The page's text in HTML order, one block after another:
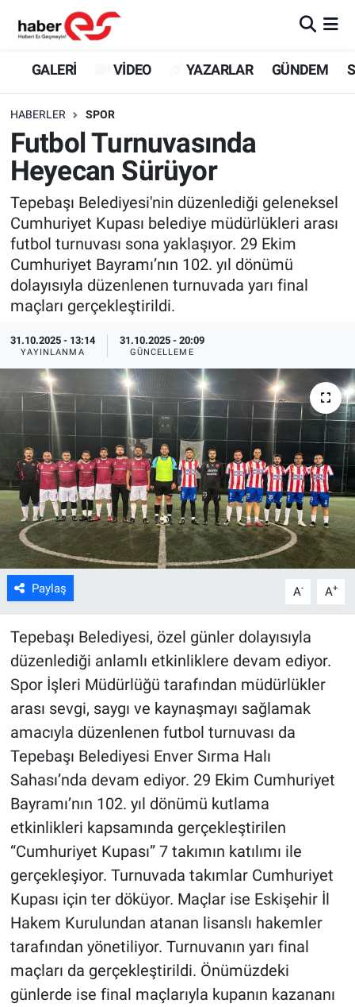
GALERİ VİDEO YAZARLAR GÜNDEM
HABERLER SPOR
Futbol Turnuvasında
Heyecan Sürüyor
Tepebaşı Belediyesi'nin düzenlediği geleneksel
Cumhuriyet Kupası belediye müdürlükleri arası
futbol turnuvası sona yaklaşıyor. 29 Ekim
Cumhuriyet Bayramı’nın 102. yıl dönümü
dolayısıyla düzenlenen turnuvada yarı final
maçları gerçekleştirildi.
31.10.2025 - 13:14
YAYINLANMA
31.10.2025 - 20:09
GÜNCELLEME
Paylaş A- A+
Tepebaşı Belediyesi, özel günler dolayısıyla
düzenlediği anlamlı etkinliklere devam ediyor.
Spor İşleri Müdürlüğü tarafından müdürlükler
arası sevgi, saygı ve kaynaşmayı sağlamak
amacıyla düzenlenen futbol turnuvası da
Tepebaşı Belediyesi Enver Sırma Halı
Sahası’nda devam ediyor. 29 Ekim Cumhuriyet
Bayramı’nın 102. yıl dönümü kutlama
etkinlikleri kapsamında gerçekleştirilen
“Cumhuriyet Kupası” 7 takımın katılımı ile
gerçekleşiyor. Turnuvada takımlar Cumhuriyet
Kupası için ter döküyor. Maçlar ise Eskişehir İl
Hakem Kurulundan atanan lisanslı hakemler
tarafından yönetiliyor. Turnuvanın yarı final
maçları da gerçekleştirildi. Önümüzdeki
günlerde ise final maçlarıyla kupanın kazananı
GALERİ
YAZARLAR
GÜNDEM
SİYASET
TEKNOLOJİ
EKONOMİ
SPOR
ASAYİŞ
Eskişehir Nöbetçi Eczaneler
Eskişehir Trafik Yoğunluk Haritası
Süper Lig Puan Durumu ve Fikstür
Tüm Manşetler
Son Dakika Haberleri
Haber Arşivi